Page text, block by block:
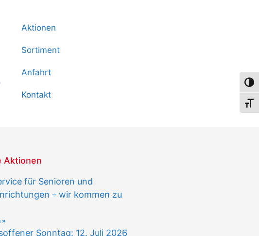
Aktionen
Sortiment
Anfahrt
Kontakt
Aktionen
für Senioren und
– wir kommen zu
»
Sonntag: 12. Juli 2026